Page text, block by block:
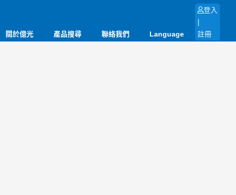
關於億光 產品搜尋 聯絡我們 Language
登入
|
註冊